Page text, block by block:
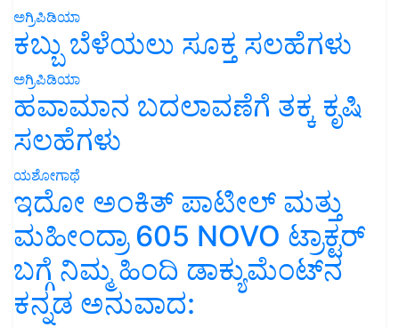
ಅಗ್ರಿಪಿಡಿಯಾ
ಕಬ್ಬು ಬೆಳೆಯಲು ಸೂಕ್ತ ಸಲಹೆಗಳು
ಅಗ್ರಿಪಿಡಿಯಾ
ಹವಾಮಾನ ಬದಲಾವಣೆಗೆ ತಕ್ಕ ಕೃಷಿ
ಸಲಹೆಗಳು
ಯಶೋಗಾಥೆ
ಇದೋ ಅಂಕಿತ್ ಪಾಟೀಲ್ ಮತ್ತು
ಮಹೀಂದ್ರಾ 605 NOVO ಟ್ರಾಕ್ಟರ್
ಬಗ್ಗೆ ನಿಮ್ಮ ಹಿಂದಿ ಡಾಕ್ಯುಮೆಂಟ್‌ನ
ಕನ್ನಡ ಅನುವಾದ: